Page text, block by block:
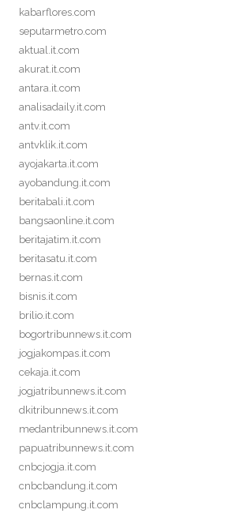
kabarflores.com
seputarmetro.com
aktual.it.com
akurat.it.com
antara.it.com
analisadaily.it.com
antv.it.com
antvklik.it.com
ayojakarta.it.com
ayobandung.it.com
beritabali.it.com
bangsaonline.it.com
beritajatim.it.com
beritasatu.it.com
bernas.it.com
bisnis.it.com
brilio.it.com
bogortribunnews.it.com
jogjakompas.it.com
cekaja.it.com
jogjatribunnews.it.com
dkitribunnews.it.com
medantribunnews.it.com
papuatribunnews.it.com
cnbcjogja.it.com
cnbcbandung.it.com
cnbclampung.it.com